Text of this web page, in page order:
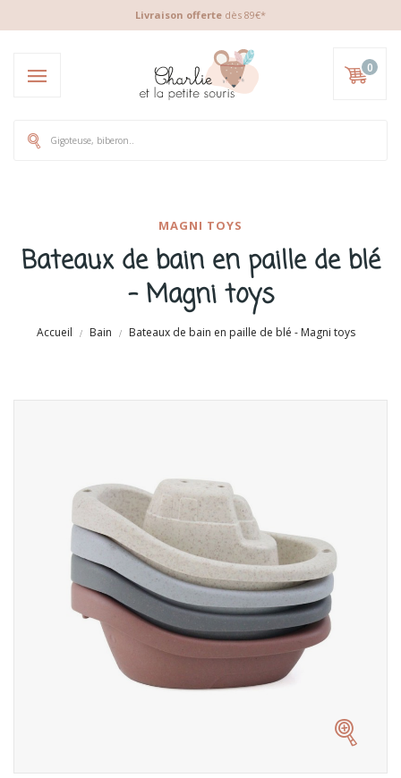
Livraison offerte dès 89€*
0
MAGNI TOYS
Bateaux de bain en paille de blé
- Magni toys
Accueil Bain Bateaux de bain en paille de blé - Magni toys